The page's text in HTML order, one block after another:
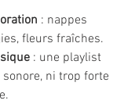
: nappes
fleurs fraîches.
: une playlist
ni trop forte